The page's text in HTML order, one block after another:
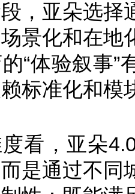
，亚朵选择
景化和在地
“体验叙事”
标准化和模
看，亚朵
是通过不同